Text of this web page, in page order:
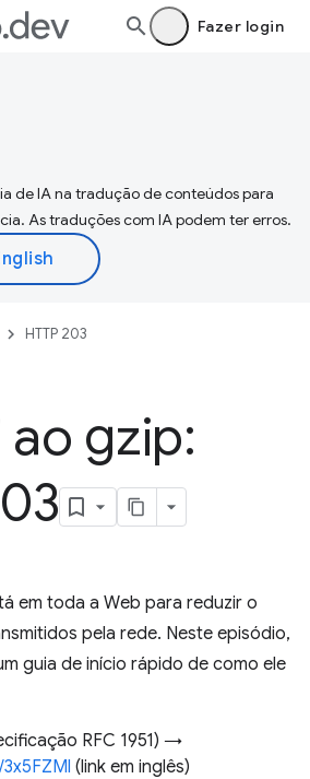
Fazer login
de IA na tradução de conteúdos para
As traduções com IA podem ter erros.
HTTP 203
ao gzip:
em toda a Web para reduzir o
pela rede. Neste episódio,
guia de início rápido de como ele
RFC 1951) →
(link em inglês)